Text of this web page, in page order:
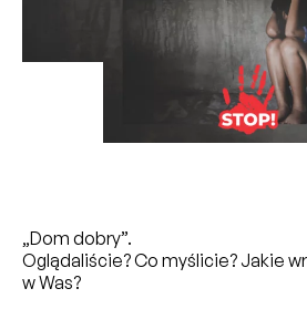
„Dom dobry”.
Oglądaliście? Co myślicie? Jakie
w Was?